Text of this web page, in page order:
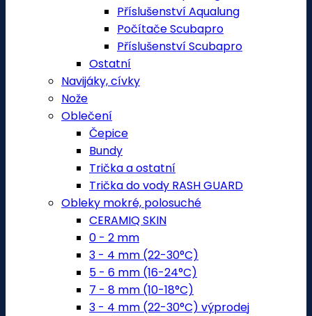
Příslušenství Aqualung
Počítače Scubapro
Příslušenství Scubapro
Ostatní
Navijáky, cívky
Nože
Oblečení
Čepice
Bundy
Trička a ostatní
Trička do vody RASH GUARD
Obleky mokré, polosuché
CERAMIQ SKIN
0 - 2 mm
3 - 4 mm (22-30°C)
5 - 6 mm (16-24°C)
7 - 8 mm (10-18°C)
3 - 4 mm (22-30°C) výprodej